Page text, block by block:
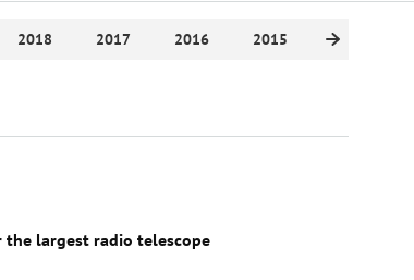
2018 2017 2016 2015 2014
the largest radio telescope